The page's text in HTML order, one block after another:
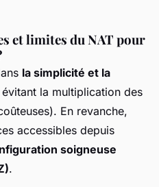
et limites du NAT pour
la simplicité et la
la multiplication des
En revanche,
accessibles depuis
soigneuse
.